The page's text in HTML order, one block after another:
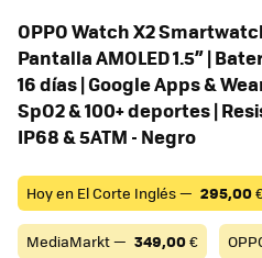
OPPO Watch X2
Pantalla AMOLED 1.5” |
16 días | Google Apps &
SpO2 & 100+ deportes |
IP68 & 5ATM - Negro
Hoy en El Corte Inglés — 295,00
MediaMarkt — 349,00€